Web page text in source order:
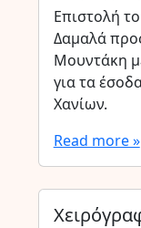
Επιστολή
Δαμαλά
Μουντάκη
για τα
Χανίων.
Read more »